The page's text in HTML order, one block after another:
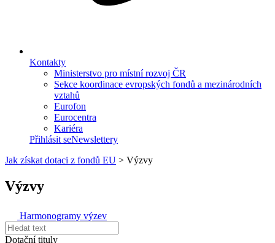
Kontakty
Ministerstvo pro místní rozvoj ČR
Sekce koordinace evropských fondů a mezinárodních
vztahů
Eurofon
Eurocentra
Kariéra
Přihlásit seNewslettery
Jak získat dotaci z fondů EU > Výzvy
Výzvy
Harmonogramy výzev
Dotační tituly